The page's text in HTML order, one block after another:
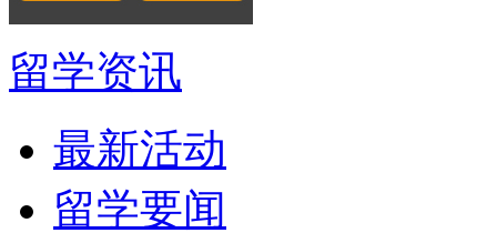
留学资讯
最新活动
留学要闻